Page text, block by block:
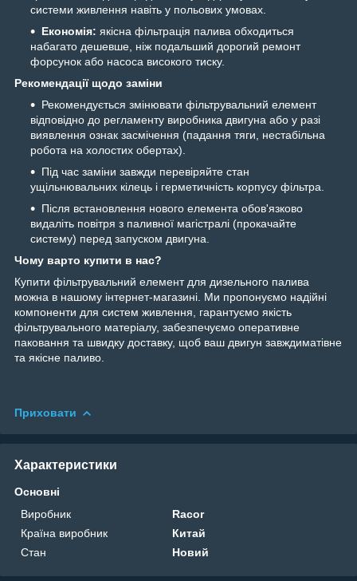
системи живлення навіть у польових умовах.
Економія: якісна фільтрація палива обходиться
набагато дешевше, ніж подальший дорогий ремонт
форсунок або насоса високого тиску.
Рекомендації щодо заміни
Рекомендується змінювати фільтрувальний елемент
відповідно до регламенту виробника двигуна або у разі
виявлення ознак засмічення (падання тяги, нестабільна
робота на холостих обертах).
Під час заміни завжди перевіряйте стан
ущільнювальних кілець і герметичність корпусу фільтра.
Після встановлення нового елемента обов'язково
видаліть повітря з паливної магістралі (прокачайте
систему) перед запуском двигуна.
Чому варто купити в нас?
Купити фільтрувальний елемент для дизельного палива
можна в нашому інтернет-магазині. Ми пропонуємо надійні
компоненти для систем живлення, гарантуємо якість
фільтрувального матеріалу, забезпечуємо оперативне
паковання та швидку доставку, щоб ваш двигун завждиматівне
та якісне паливо.
Приховати
Характеристики
Основні
Виробник
Racor
Країна виробник
Китай
Стан
Новий